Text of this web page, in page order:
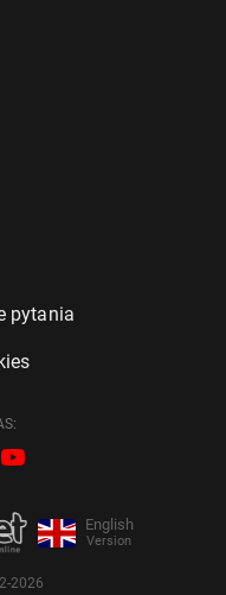
pytania
English
Version
2026